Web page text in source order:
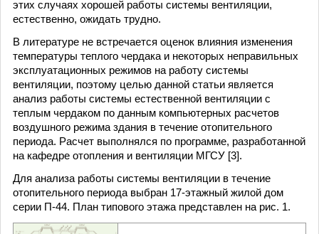
этих случаях хорошей работы системы вентиляции,
естественно, ожидать трудно.
В литературе не встречается оценок влияния изменения
температуры теплого чердака и некоторых неправильных
эксплуатационных режимов на работу системы
вентиляции, поэтому целью данной статьи является
анализ работы системы естественной вентиляции с
теплым чердаком по данным компьютерных расчетов
воздушного режима здания в течение отопительного
периода. Расчет выполнялся по программе, разработанной
на кафедре отопления и вентиляции МГСУ [3].
Для анализа работы системы вентиляции в течение
отопительного периода выбран 17-этажный жилой дом
серии П-44. План типового этажа представлен на рис. 1.